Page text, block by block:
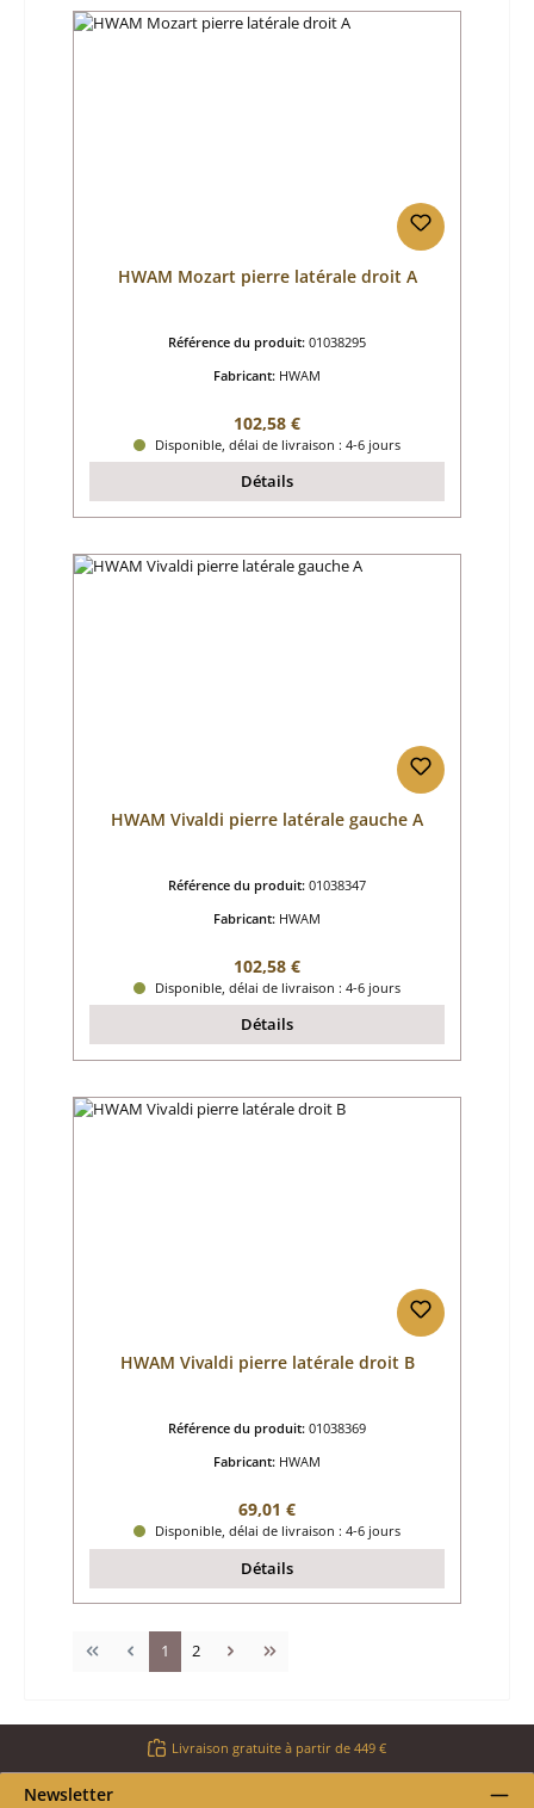
HWAM Mozart pierre latérale droit A
Référence du produit: 01038295
Fabricant: HWAM
Prix régulier :
102,58 €
Disponible, délai de livraison : 4-6 jours
Détails
HWAM Vivaldi pierre latérale gauche A
Référence du produit: 01038347
Fabricant: HWAM
Prix régulier :
102,58 €
Disponible, délai de livraison : 4-6 jours
Détails
HWAM Vivaldi pierre latérale droit B
Référence du produit: 01038369
Fabricant: HWAM
Prix régulier :
69,01 €
Disponible, délai de livraison : 4-6 jours
Détails
Page
1 Page
2
Livraison gratuite à partir de 449 €
Newsletter